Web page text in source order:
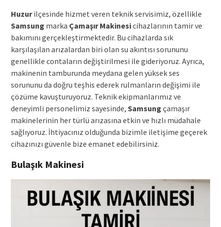
Huzurilçesinde hizmet veren teknik servisimiz, özellikle
Samsung marka Çamaşır Makinesicihazlarının tamir ve
bakımını gerçekleştirmektedir. Bu cihazlarda sık
karşılaşılan arızalardan biri olan su akıntısı sorununu
genellikle contaların değiştirilmesi ile gideriyoruz. Ayrıca,
makinenin tamburunda meydana gelen yüksek ses
sorununu da doğru teşhis ederek rulmanların değişimi ile
çözüme kavuşturuyoruz. Teknik ekipmanlarımız ve
deneyimli personelimiz sayesinde, Samsung çamaşır
makinelerinin her türlü arızasına etkin ve hızlı müdahale
sağlıyoruz. İhtiyacınız olduğunda bizimle iletişime geçerek
cihazınızı güvenle bize emanet edebilirsiniz.
Bulaşık Makinesi